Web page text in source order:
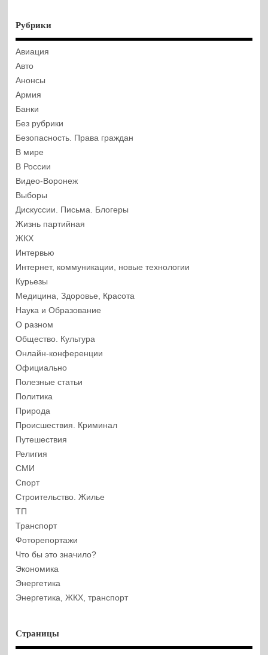
Рубрики
Авиация
Авто
Анонсы
Армия
Банки
Без рубрики
Безопасность. Права граждан
В мире
В России
Видео-Воронеж
Выборы
Дискуссии. Письма. Блогеры
Жизнь партийная
ЖКХ
Интервью
Интернет, коммуникации, новые технологии
Курьезы
Медицина, Здоровье, Красота
Наука и Образование
О разном
Общество. Культура
Онлайн-конференции
Официально
Полезные статьи
Политика
Природа
Происшествия. Криминал
Путешествия
Религия
СМИ
Спорт
Строительство. Жилье
ТП
Транспорт
Фоторепортажи
Что бы это значило?
Экономика
Энергетика
Энергетика, ЖКХ, транспорт
Страницы